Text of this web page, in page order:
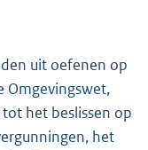
uit oefenen op
Omgevingswet,
het beslissen op
het